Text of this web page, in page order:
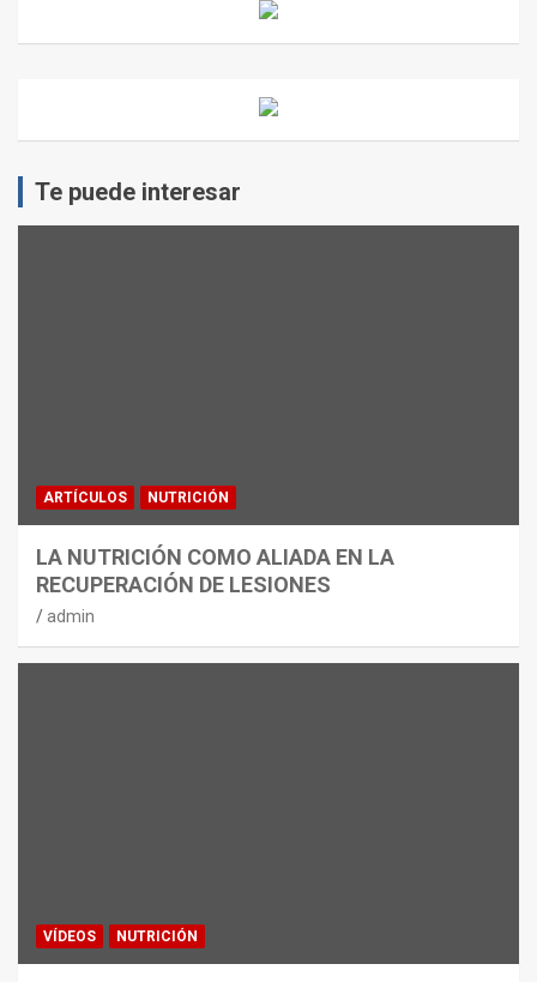
Te puede interesar
ARTÍCULOS NUTRICIÓN
LA NUTRICIÓN COMO ALIADA EN LA
RECUPERACIÓN DE LESIONES
admin
VÍDEOS NUTRICIÓN